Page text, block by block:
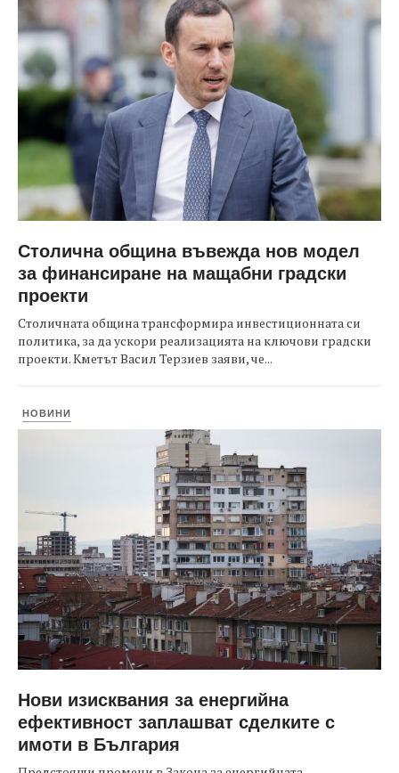
Столична община въвежда нов модел
за финансиране на мащабни градски
проекти
Столичната община трансформира инвестиционната си
политика, за да ускори реализацията на ключови градски
проекти. Кметът Васил Терзиев заяви, че...
НОВИНИ
Нови изисквания за енергийна
ефективност заплашват сделките с
имоти в България